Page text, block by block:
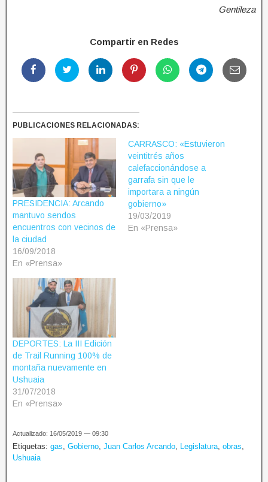
Gentileza
Compartir en Redes
PUBLICACIONES RELACIONADAS:
PRESIDENCIA: Arcando
mantuvo sendos
encuentros con vecinos de
la ciudad
16/09/2018
En «Prensa»
CARRASCO: «Estuvieron
veintitrés años
calefaccionándose a
garrafa sin que le
importara a ningún
gobierno»
19/03/2019
En «Prensa»
DEPORTES: La III Edición
de Trail Running 100% de
montaña nuevamente en
Ushuaia
31/07/2018
En «Prensa»
Actualizado: 16/05/2019 — 09:30
Etiquetas: gas Gobierno Juan Carlos Arcando Legislatura obras
Ushuaia